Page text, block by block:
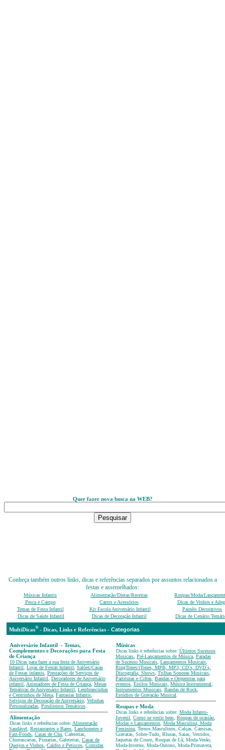
Quer fazer nova busca na WEB?
Conheça também outros links, dicas e referências separados por assuntos relacionados a
festas e assemelhados:
Músicas Infantis Alimentação/Dietas/Receitas
Roupas/Moda/
Pesca e Campo
Carros e Acessórios
Dicas de Vinhos e
Temas de Festa Infantil
Kit Escola Aniversário Infantil
Painéis Decorativos
Dicas de Saúde Infantil
Dicas de Decoração Infantil Dicas de Cenário
MultiDicas® - Dicas, Links e Referências -
Aniversário Infantil - Temas,
Complementos e Decorações para Festa
de Criança
10 Dicas para fazer a sua festa de Aniversário
Infantil
Lojas de Festas Infantil
Salões/Casas
de Festas infantis Prestações de Serviços de
Aniversário Infantil
Decoradores de Aniversário
infantil
Animadores de Festa de Criança Mesas
Temáticas de Aniversário Infantil
Lembrancinhas
e Centrinhos de Mesa Fantasias Infantis
Serviços de Decoração de Aniversário Velinhas
Personalizadas Piruliteiros Temáticos
Alimentação
Dicas links e referências sobre: Alimentação
Saudável
Restaurantes e Bares Lanchonetes e
Fast-Foods Casas de Chá , Cafeterias,
Churrascarias, Pizzarias, Galeterias, Casas de
Queijos e Vinhos Caldos e Petiscos Comidas
Músicas
Dicas links e referências sobre: Últimos Sucessos
Musicais Pré-Lançamentos de Música Paradas
de Sucesso Musicais Lançamentos Musicais
RingTones/iTones, MPB, MP3, CD´s, DVD´s,
Discografia, Shows Trilhas Sonoras Musicais
Partituras e Cifras Bandas e Orquestras para
eventos Estilos Musicais, Música Instrumental
Instrumentos Musicais Bandas de Rock
Estúdios de Gravação Musical
Roupas e Moda
Dicas links e referências sobre: Moda Infanto-
Juvenil
Como se vestir bem Roupas de ocasião
Modas e Lançamentos Moda Masculina, Moda
Feminina , Ternos Masculinos, Calças, Camisas,
Gravatas, Sobre-Tudo, Blusas, Saias, Vestidos,
Jaquetas de Couro, Roupas de Lã, Moda-Verão,
Moda-Inverno, Moda-Outono, Moda-Primavera,